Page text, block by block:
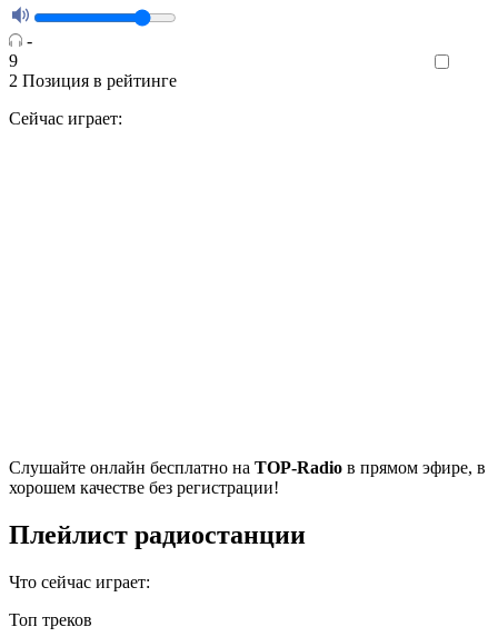
-
9
2 Позиция в рейтинге
Сейчас играет:
Cлушайте онлайн бесплатно на TOP-Radio в прямом эфире, в
хорошем качестве без регистрации!
Плейлист радиостанции
Что сейчас играет:
Топ треков